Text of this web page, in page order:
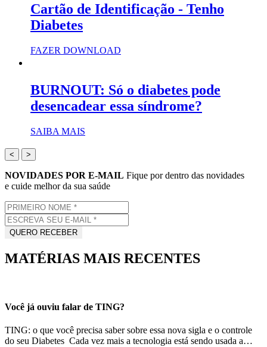
Cartão de Identificação - Tenho
Diabetes
FAZER DOWNLOAD
BURNOUT: Só o diabetes pode
desencadear essa síndrome?
SAIBA MAIS
< >
NOVIDADES POR E-MAIL Fique por dentro das novidades
e cuide melhor da sua saúde
MATÉRIAS MAIS RECENTES
Você já ouviu falar de TING?
TING: o que você precisa saber sobre essa nova sigla e o controle
do seu Diabetes Cada vez mais a tecnologia está sendo usada a…